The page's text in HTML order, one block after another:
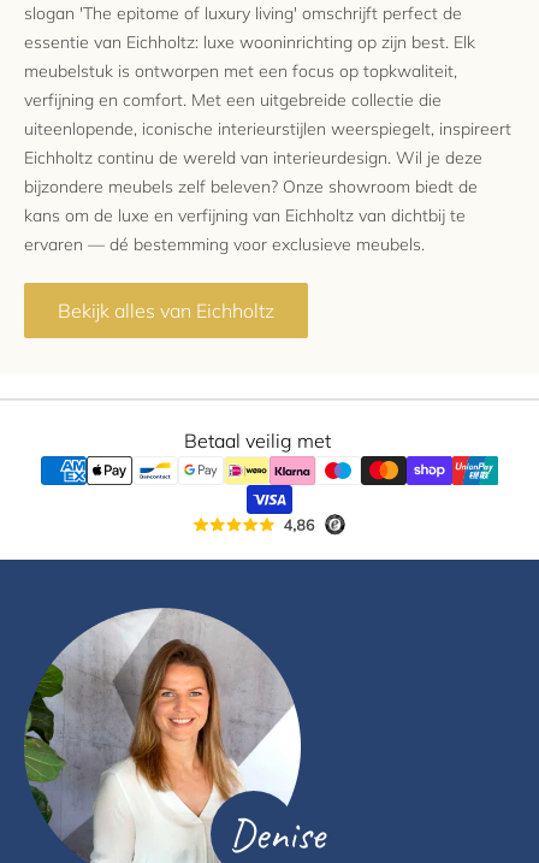
slogan 'The epitome of luxury living' omschrijft perfect de
essentie van Eichholtz: luxe wooninrichting op zijn best. Elk
meubelstuk is ontworpen met een focus op topkwaliteit,
verfijning en comfort. Met een uitgebreide collectie die
uiteenlopende, iconische interieurstijlen weerspiegelt, inspireert
Eichholtz continu de wereld van interieurdesign. Wil je deze
bijzondere meubels zelf beleven? Onze showroom biedt de
kans om de luxe en verfijning van Eichholtz van dichtbij te
ervaren — dé bestemming voor exclusieve meubels.
Bekijk alles van Eichholtz
Betaal veilig met
Denise